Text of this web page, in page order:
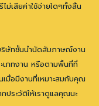
ม่เสียค่าใช้จ่ายใดๆทั้งสิ้น
ษัทชั้นนำนัดสัมภาษณ์งาน
เภทงาน หรือตามพื้นที่ที่
มื่อมีงานที่เหมาะสมกับคุณ
ประวัติให้เราดูแลคุณนะ